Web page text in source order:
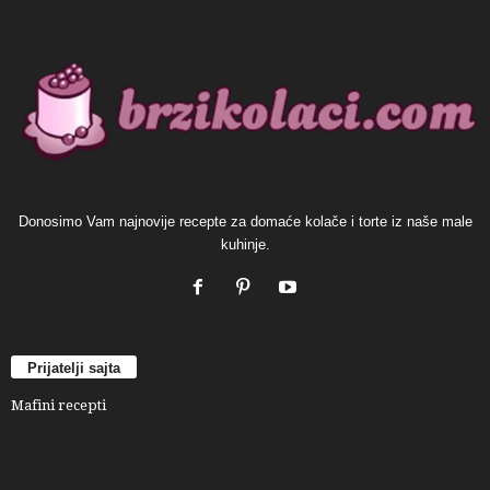
Donosimo Vam najnovije recepte za domaće kolače i torte iz naše male
kuhinje.
Prijatelji sajta
Mafini recepti